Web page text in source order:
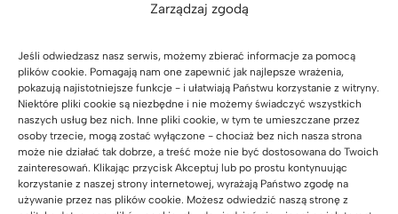
Zarządzaj zgodą
Jeśli odwiedzasz nasz serwis, możemy zbierać informacje za pomocą
plików cookie. Pomagają nam one zapewnić jak najlepsze wrażenia,
pokazują najistotniejsze funkcje - i ułatwiają Państwu korzystanie z witryny.
Niektóre pliki cookie są niezbędne i nie możemy świadczyć wszystkich
naszych usług bez nich. Inne pliki cookie, w tym te umieszczane przez
osoby trzecie, mogą zostać wyłączone - chociaż bez nich nasza strona
może nie działać tak dobrze, a treść może nie być dostosowana do Twoich
zainteresowań. Klikając przycisk Akceptuj lub po prostu kontynuując
korzystanie z naszej strony internetowej, wyrażają Państwo zgodę na
używanie przez nas plików cookie. Możesz odwiedzić naszą stronę z